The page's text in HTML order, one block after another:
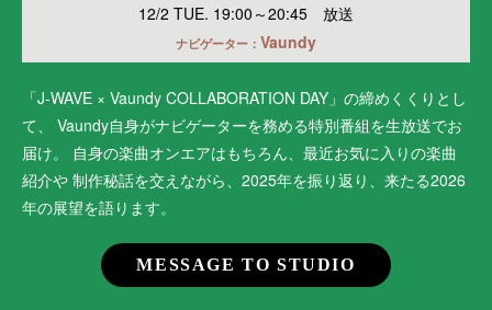
12/2 TUE. 19:00～20:45 放送
ナビゲーター： Vaundy
「J-WAVE × Vaundy COLLABORATION DAY」の締めくくりとし
て、
Vaundy自身がナビゲーターを務める特別番組を生放送でお
届け。
自身の楽曲オンエアはもちろん、最近お気に入りの楽曲
紹介や 制作秘話を交えながら、2025年を振り返り、来たる2026
年の展望を語ります。
MESSAGE TO STUDIO